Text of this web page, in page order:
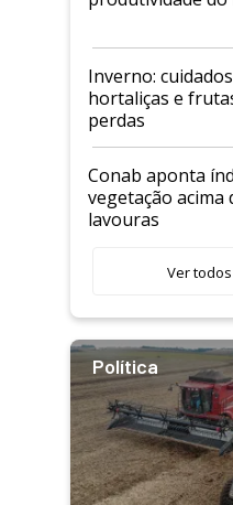
Inverno:
hortaliças e
perdas
Conab aponta
vegetação acima
lavouras
Ver
Política